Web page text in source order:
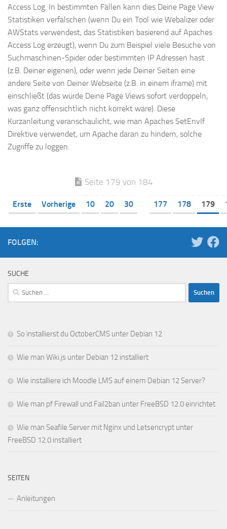
Access Log. In bestimmten Fällen kann dies Deine Page View
Statistiken verfälschen (wenn Du ein Tool wie Webalizer oder
AWStats verwendest, das Statistiken basierend auf Apaches
Access Log erzeugt), wenn Du zum Beispiel viele Besuche von
Suchmaschinen-Spider oder bestimmten IP Adressen hast
(z.B. Deiner eigenen), oder wenn jede Deiner Seiten eine
andere Seite von Deiner Webseite (z.B. in einem iframe) mit
einschließt (das würde Deine Page Views sofort verdoppeln,
was ganz offensichtlich nicht korrekt wäre). Diese
Kurzanleitung veranschaulicht, wie man Apaches SetEnvIf
Direktive verwendet, um Apache daran zu hindern, solche
Zugriffe zu loggen.
Seite 179 von 184
Erste Vorherige 10 20 30 177 178 179
FOLGEN:
SUCHE
Suchen
nach:
So installierst du OctoberCMS unter Debian 12
Wie man Wiki.js unter Debian 12 installiert
Wie installiere ich Moodle LMS auf einem Debian 12 Server?
Wie man pf Firewall und Fail2ban unter FreeBSD 12.0 einrichtet
Wie man Seafile Server mit Nginx und Letsencrypt unter
FreeBSD 12.0 installiert
SEITEN
Anleitungen